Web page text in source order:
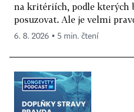
na kritériích, podle kterých
posuzovat. Ale je velmi
6. 8. 2026 ▪ 5 min. čtení